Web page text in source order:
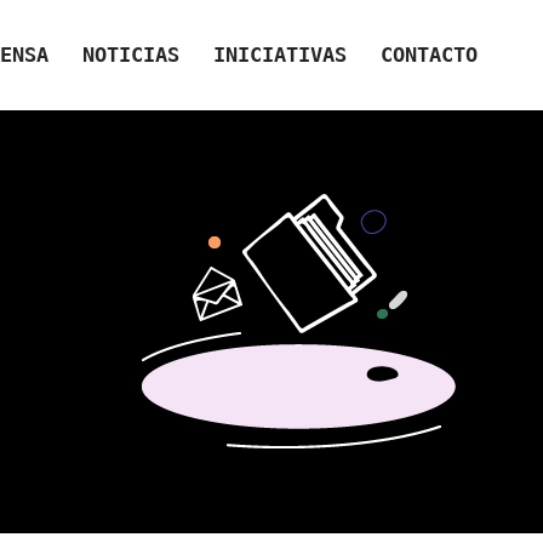
NOTICIAS INICIATIVAS CONTACTO